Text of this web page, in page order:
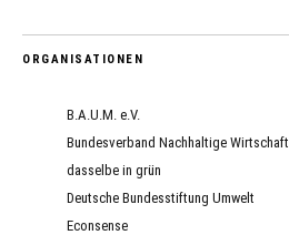
ORGANISATIONEN
B.A.U.M. e.V.
Bundesverband Nachhaltige Wirtschaft
dasselbe in grün
Deutsche Bundesstiftung Umwelt
Econsense